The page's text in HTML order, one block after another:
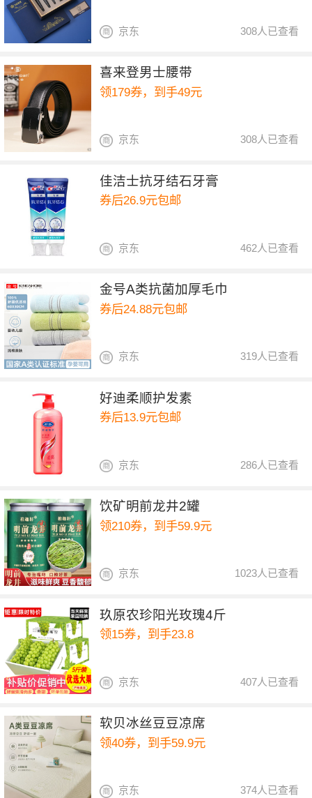
308人已查看
京东
喜来登男士腰带
领179券，到手49元
308人已查看
京东
佳洁士抗牙结石牙膏
券后26.9元包邮
462人已查看
京东
金号A类抗菌加厚毛巾
券后24.88元包邮
319人已查看
京东
好迪柔顺护发素
券后13.9元包邮
286人已查看
京东
饮矿明前龙井2罐
领210券，到手59.9元
1023人已查看
京东
玖原农珍阳光玫瑰4斤
领15券，到手23.8
407人已查看
京东
软贝冰丝豆豆凉席
领40券，到手59.9元
374人已查看
京东